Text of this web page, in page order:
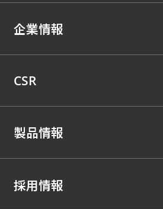
企業情報
CSR
製品情報
採用情報